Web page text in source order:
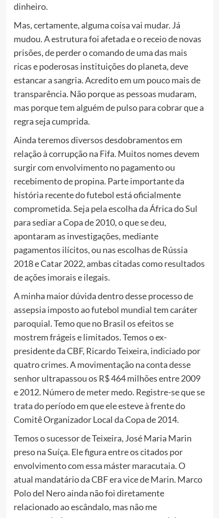
dinheiro.
Mas, certamente, alguma coisa vai mudar. Já
mudou. A estrutura foi afetada e o receio de novas
prisões, de perder o comando de uma das mais
ricas e poderosas instituições do planeta, deve
estancar a sangria. Acredito em um pouco mais de
transparência. Não porque as pessoas mudaram,
mas porque tem alguém de pulso para cobrar que a
regra seja cumprida.
Ainda teremos diversos desdobramentos em
relação à corrupção na Fifa. Muitos nomes devem
surgir com envolvimento no pagamento ou
recebimento de propina. Parte importante da
história recente do futebol está oficialmente
comprometida. Seja pela escolha da África do Sul
para sediar a Copa de 2010, o que se deu,
apontaram as investigações, mediante
pagamentos ilícitos, ou nas escolhas de Rússia
2018 e Catar 2022, ambas citadas como resultados
de ações imorais e ilegais.
A minha maior dúvida dentro desse processo de
assepsia imposto ao futebol mundial tem caráter
paroquial. Temo que no Brasil os efeitos se
mostrem frágeis e limitados. Temos o ex-
presidente da CBF, Ricardo Teixeira, indiciado por
quatro crimes. A movimentação na conta desse
senhor ultrapassou os R$ 464 milhões entre 2009
e 2012. Número de meter medo. Registre-se que se
trata do período em que ele esteve à frente do
Comitê Organizador Local da Copa de 2014.
Temos o sucessor de Teixeira, José Maria Marin
preso na Suíça. Ele figura entre os citados por
envolvimento com essa máster maracutaia. O
atual mandatário da CBF era vice de Marin. Marco
Polo del Nero ainda não foi diretamente
relacionado ao escândalo, mas não me